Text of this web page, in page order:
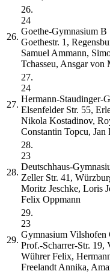
26.
26.
24
Goethe-Gymnasium B
Goethestr. 1,
Samuel Ammann,
Tchasseu, Ansgar von
27.
27.
24
Hermann-Staudinger-
Elsenfelder Str. 55,
Nikola Kostadinov,
Constantin Topcu, Jan
28.
28.
23
Deutschhaus-
Zeller Str. 41,
Moritz Jeschke, Loris
Felix Oppmann
29.
29.
23
Gymnasium Vilshofen
Prof.-Scharrer-Str. 19,
Wührer Felix,
Freelandt Annika,